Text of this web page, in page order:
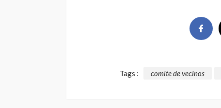
Tags : comite de vecinos